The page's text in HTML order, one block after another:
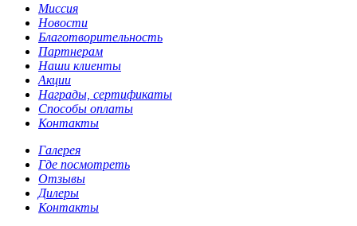
Миссия
Новости
Благотворительность
Партнерам
Наши клиенты
Акции
Награды, сертификаты
Способы оплаты
Контакты
Галерея
Где посмотреть
Отзывы
Дилеры
Контакты